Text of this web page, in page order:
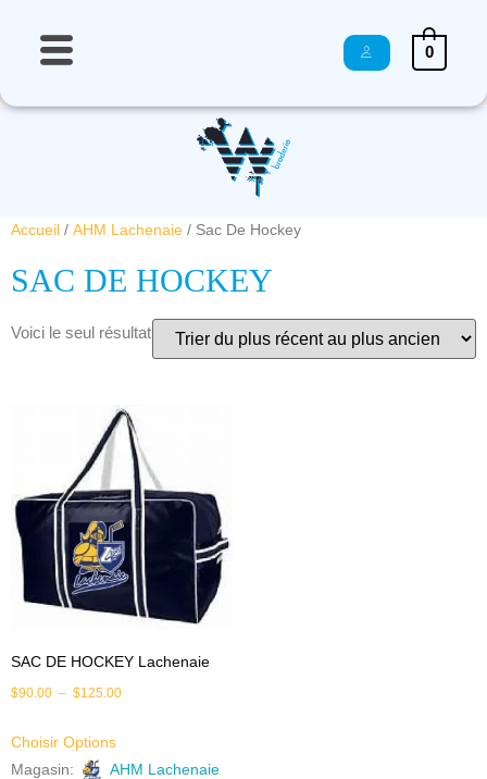
0
Accueil / AHM Lachenaie / Sac De Hockey
SAC DE HOCKEY
Voici le seul résultat
SAC DE HOCKEY Lachenaie
$90.00 – $125.00
Choisir Options
Magasin:
AHM Lachenaie